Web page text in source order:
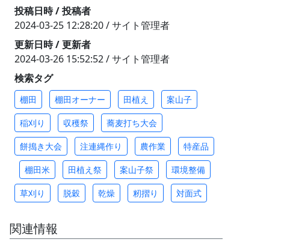
投稿日時 / 投稿者
2024-03-25 12:28:20 / サイト管理者
更新日時 / 更新者
2024-03-26 15:52:52 / サイト管理者
検索タグ
棚田 棚田オーナー 田植え 案山子
稲刈り 収穫祭 蕎麦打ち大会
餅搗き大会 注連縄作り 農作業 特産品
棚田米 田植え祭 案山子祭 環境整備
草刈り 脱穀 乾燥 籾摺り 対面式
関連情報